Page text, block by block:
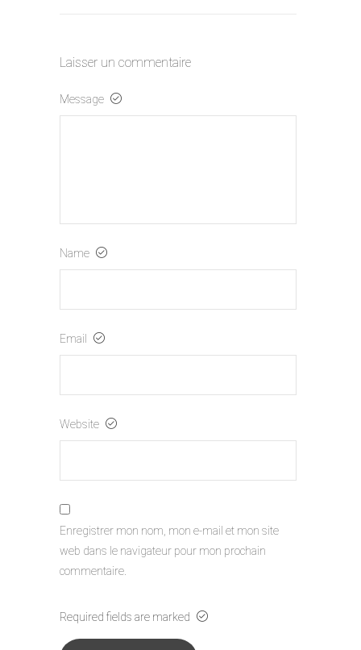
Laisser un commentaire
Message
Name
Email
Website
Enregistrer mon nom, mon e-mail et mon site
web dans le navigateur pour mon prochain
commentaire.
Required fields are marked